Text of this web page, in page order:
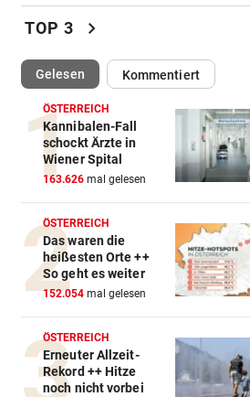
Darum spielte Sturm Graz
Brustsponsor
„KRONE“-INTERVIEW
Sabrina Setlur: „Mein Weg
hart, aber ehrlich“
CHAMPIONS-LEAGUE-QUALI vor
Tor-Spektakel! St. Pölten
Young Boys Bern
WILDE FAHRT DURCH WIEN vor
Mann floh nach Unfall
Mit Schuss gestoppt
MIT FORSCHER UNTERWEGS
Bundespräsident zeigt: So
dramatisch ist die Lage
TOP 3 chevron_right
Gelesen(ausgewählt)Kommentiert
ÖSTERREICH
Kannibalen-Fall
schockt Ärzte in
Wiener Spital
163.626 mal gelesen
ÖSTERREICH
Das waren die
heißesten Orte ++
So geht es weiter
152.054 mal gelesen
ÖSTERREICH
Erneuter Allzeit-
Rekord ++ Hitze
noch nicht vorbei